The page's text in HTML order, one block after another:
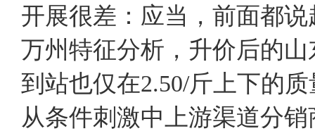
开展很差：应当，前面都
万州特征分析，升价后的
到站也仅在2.50/斤上下的
从条件刺激中上游渠道分